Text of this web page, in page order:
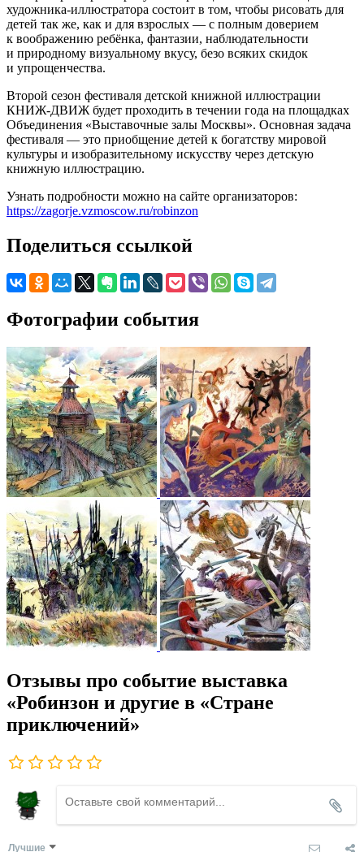
художника-иллюстратора состоит в том, чтобы рисовать для
детей так же, как и для взрослых — с полным доверием
к воображению ребёнка, фантазии, наблюдательности
и природному визуальному вкусу, безо всяких скидок
и упрощенчества.
Второй сезон фестиваля детской книжной иллюстрации
КНИЖ-ДВИЖ будет проходить в течении года на площадках
Объединения «Выставочные залы Москвы». Основная задача
фестиваля — это приобщение детей к богатству мировой
культуры и изобразительному искусству через детскую
книжную иллюстрацию.
Узнать подробности можно на сайте организаторов:
https://zagorje.vzmoscow.ru/robinzon
Поделиться ссылкой
Фотографии события
Отзывы про событие выставка
«Робинзон и другие в «Стране
приключений»
Лучшие